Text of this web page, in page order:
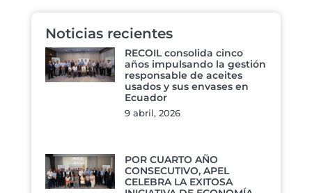
Noticias recientes
RECOIL consolida cinco
años impulsando la gestión
responsable de aceites
usados y sus envases en
Ecuador
9 abril, 2026
POR CUARTO AÑO
CONSECUTIVO, APEL
CELEBRA LA EXITOSA